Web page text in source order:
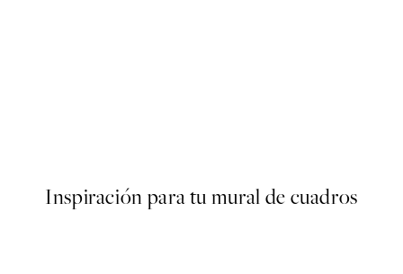
Inspiración para tu mural de cuadros